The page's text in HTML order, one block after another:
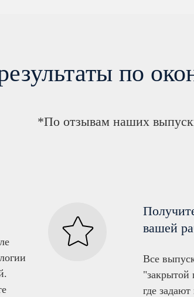
по
*По отзывам наших
вашей
Все
"закрытой
где